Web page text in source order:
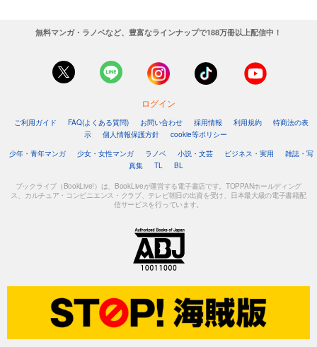
無料マンガ・ラノベなど、豊富なラインナップで188万冊以上配信中！
ログイン
ご利用ガイド FAQ(よくある質問) お問い合わせ 採用情報 利用規約
特商法の表
示
個人情報保護方針
cookie等ポリシー
少年・青年マンガ
少女・女性マンガ ラノベ 小説・文芸 ビジネス・実用
雑誌・写
真集
TL BL
ブックライブ（BookLive!）は、BookLiveが運営する電子書店です。TOPPANホールディング
ス、カルチュア・コンビニエンス・クラブ、テレビ朝日の出資を受け、日本最大級の電子書籍配
信サービスを行っています。